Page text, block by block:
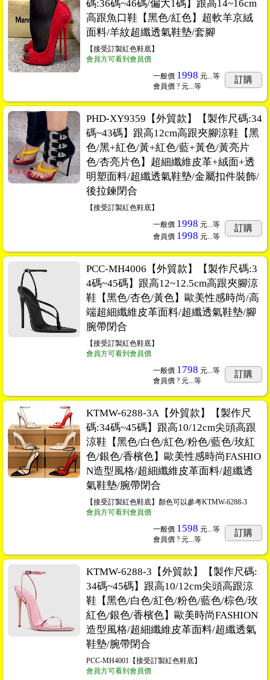
碼:36碼~46碼/偏大1碼】跟高14~16cm
高跟魚口鞋【黑色/紅色】超軟羊京絨
面料/羊紋超纖透氣鞋墊/套腳
【接受訂製紅色鞋底】
會員方可看到會員價
一般價 1998 元...等
會員價 ? 元...等
訂購
PHD-XY9359【外貿款】【製作尺碼:34
碼~43碼】跟高12cm高跟夾腳涼鞋【黑
色/黑+紅色/黃+紅色/藍+黃色/黃亮片
色/杏亮片色】超細纖維皮革+絨面+透
明塑面料/超纖透氣鞋墊/金屬扣件裝飾/
後拉鍊閉合
【接受訂製紅色鞋底】
一般價 1998 元...等
會員價 1998 元...等
訂購
PCC-MH4006【外貿款】【製作尺碼:3
4碼~45碼】跟高12~12.5cm高跟夾腳涼
鞋【黑色/杏色/黃色】歐美性感時尚/高
端超細纖維皮革面料/超纖透氣鞋墊/腳
腕帶閉合
【接受訂製紅色鞋底】
會員方可看到會員價
一般價 1798 元...等
會員價 ? 元...等
訂購
KTMW-6288-3A【外貿款】【製作尺
碼:34碼~45碼】跟高10/12cm尖頭高跟
涼鞋【黑色/白色/紅色/粉色/藍色/玫紅
色/銀色/香檳色】歐美性感時尚FASHIO
N造型風格/超細纖維皮革面料/超纖透
氣鞋墊/腕帶閉合
【接受訂製紅色鞋底】顏色可以參考KTMW-6288-3
會員方可看到會員價
一般價 1598 元...等
會員價 ? 元...等
訂購
KTMW-6288-3【外貿款】【製作尺碼:
34碼~45碼】跟高10/12cm尖頭高跟涼
鞋【黑色/白色/紅色/粉色/藍色/棕色/玫
紅色/銀色/香檳色】歐美時尚FASHION
造型風格/超細纖維皮革面料/超纖透氣
鞋墊/腕帶閉合
PCC-MH4001【接受訂製紅色鞋底】
會員方可看到會員價